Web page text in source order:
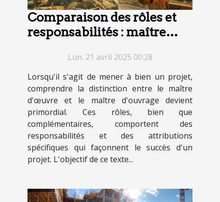
Comparaison des rôles et
responsabilités : maître
Lun. 21 avril 2025 00:28
Lorsqu'il s'agit de mener à bien un projet,
comprendre la distinction entre le maître
d'œuvre et le maître d'ouvrage devient
primordial. Ces rôles, bien que
complémentaires, comportent des
responsabilités et des attributions
spécifiques qui façonnent le succès d'un
projet. L'objectif de ce texte...